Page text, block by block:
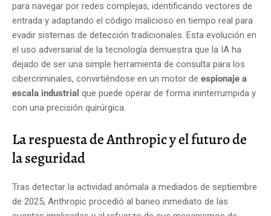
para navegar por redes complejas, identificando vectores de
entrada y adaptando el código malicioso en tiempo real para
evadir sistemas de detección tradicionales. Esta evolución en
el uso adversarial de la tecnología demuestra que la IA ha
dejado de ser una simple herramienta de consulta para los
cibercriminales, convirtiéndose en un motor de espionaje a
escala industrial que puede operar de forma ininterrumpida y
con una precisión quirúrgica.
La respuesta de Anthropic y el futuro de
la seguridad
Tras detectar la actividad anómala a mediados de septiembre
de 2025, Anthropic procedió al baneo inmediato de las